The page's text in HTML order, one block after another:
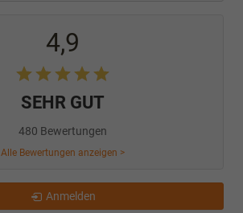
4,9
SEHR GUT
480 Bewertungen
Alle Bewertungen anzeigen >
Anmelden